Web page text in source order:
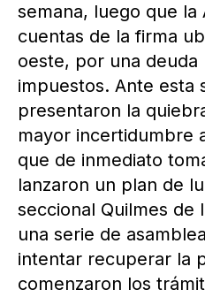
semana, luego que la
cuentas de la firma
oeste, por una deuda
impuestos. Ante esta
presentaron la
mayor incertidumbre
que de inmediato
lanzaron un plan de
seccional Quilmes de
una serie de
intentar recuperar la
comenzaron los